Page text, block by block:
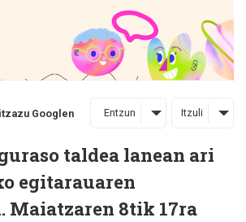
Googlen Entzun Itzuli
taldea lanean ari
egitarauaren
Maiatzaren 8tik 17ra